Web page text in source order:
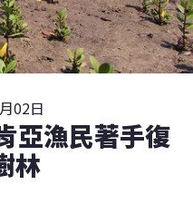
02日
亞漁民著手復
林